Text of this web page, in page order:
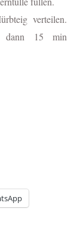
verteilen.
dann
15 min